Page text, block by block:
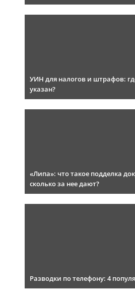
УИН для налогов и штрафов:
указан?
«Липа»: что такое подделка
сколько за нее дают?
Разводки по телефону: 4